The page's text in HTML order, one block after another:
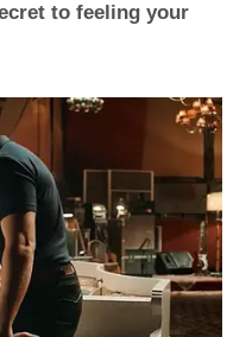
to feeling your